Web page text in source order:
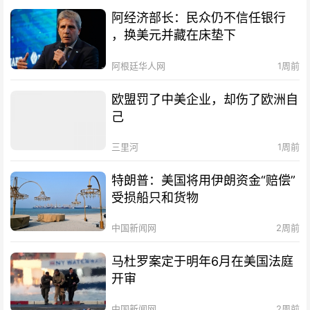
阿经济部长：民众仍不信任银行
，换美元并藏在床垫下
阿根廷华人网 1周前
欧盟罚了中美企业，却伤了欧洲自
己
三里河 1周前
特朗普：美国将用伊朗资金“赔偿”
受损船只和货物
中国新闻网 2周前
马杜罗案定于明年6月在美国法庭
开审